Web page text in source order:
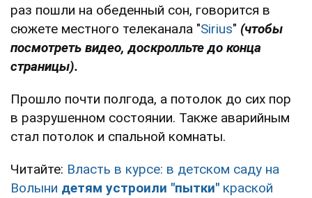
раз пошли на обеденный сон, говорится в
сюжете местного телеканала "Sirius" (чтобы
посмотреть видео, доскролльте до конца
страницы).
Прошло почти полгода, а потолок до сих пор
в разрушенном состоянии. Также аварийным
стал потолок и спальной комнаты.
Читайте: Власть в курсе: в детском саду на
Волыни детям устроили "пытки" краской